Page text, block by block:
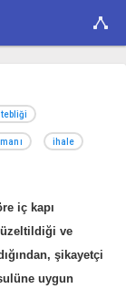
tebliği
ihale
iç kapı
ve
şikayetçi
uygun